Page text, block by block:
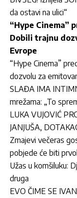
da ostavi na ulici“
“Hype Cinema”
Dobili trajnu
Evrope
“Hype Cinema”
dozvolu za
SLAĐA IMA
mrežama: „To
LUKA VUJOVIĆ
JANJUŠA,
Zmajevi večeras
pobjede će biti
Užas u komšiluku:
druga
EVO ČIME SE